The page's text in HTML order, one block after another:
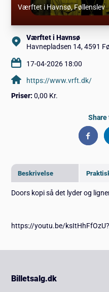
Værftet i Havnsø, Føllenslev
Beskrivelse
Doors kopi så det lyder og
https://youtu.be/
Værftet i Havnsø
Havnepladsen 14, 4591
17-04-2026 18:00
https://www.vrft.dk/
Priser: 0,00 Kr.
Share
Billetsalg.dk